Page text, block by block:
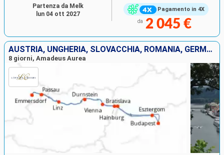
Pagamento in 4X
da 2 045 €
Partenza da Melk
lun 04 ott 2027
AUSTRIA, UNGHERIA, SLOVACCHIA, ROMANIA, GERMANIA
8 giorni, Amadeus Aurea